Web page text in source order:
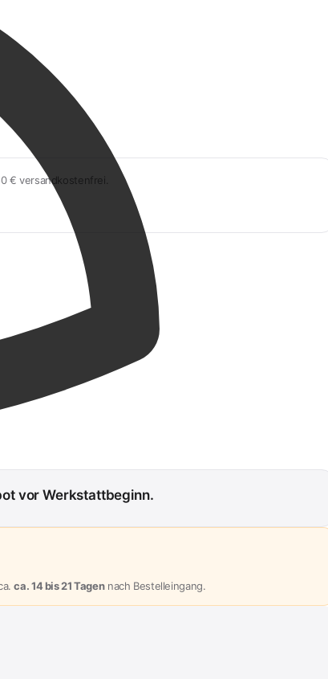
€ versandkostenfrei.
vor Werkstattbeginn.
ca. 14 bis 21 Tagennach Bestelleingang.